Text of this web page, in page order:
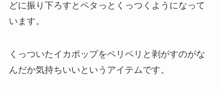
どに振り下ろすとペタっとくっつくようになって
います。
くっついたイカポップをペリペリと剥がすのがな
んだか気持ちいいというアイテムです。